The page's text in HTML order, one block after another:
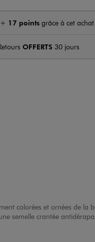
+ 17 pointsgrâce à cet achat
OFFERTS 30 jours
colorées et ornées de la
semelle crantée